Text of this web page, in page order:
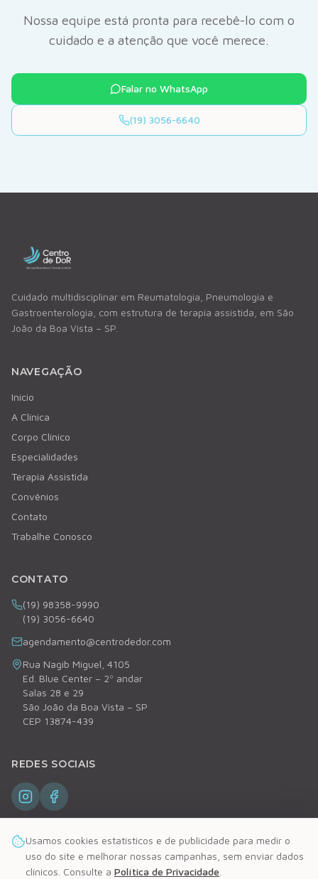
Nossa equipe está pronta para recebê-lo com o
cuidado e a atenção que você merece.
Falar no WhatsApp
(19) 3056-6640
Cuidado multidisciplinar em Reumatologia, Pneumologia e
Gastroenterologia, com estrutura de terapia assistida, em São
João da Boa Vista – SP.
NAVEGAÇÃO
Início
A Clínica
Corpo Clínico
Especialidades
Terapia Assistida
Convênios
Contato
Trabalhe Conosco
CONTATO
(19) 98358-9990
(19) 3056-6640
agendamento@centrodedor.com
Rua Nagib Miguel, 4105
Ed. Blue Center – 2º andar
Salas 28 e 29
São João da Boa Vista – SP
CEP 13874-439
REDES SOCIAIS
©2026Centro de DoR. Todos os direitos reservados.
Usamos cookies estatísticos e de publicidade para medir o
uso do site e melhorar nossas campanhas, sem enviar dados
clínicos. Consulte a Política de Privacidade